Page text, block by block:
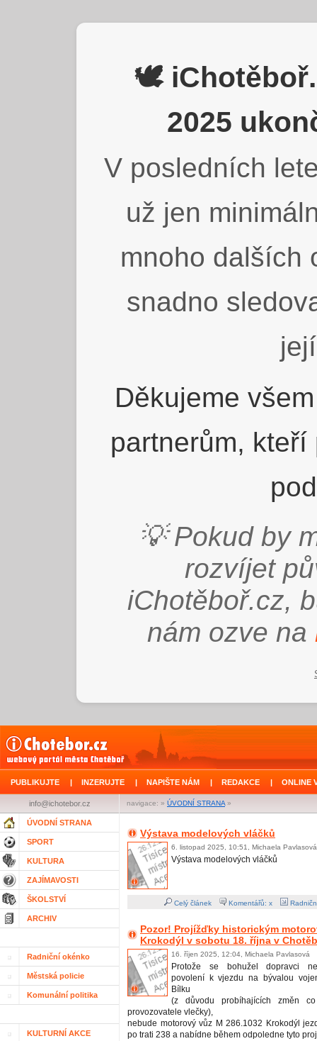
🕊️
2025
V posledních
už jen
mnoho dalších
snadno
Děkujeme
partnerům,
💡 Pokud by
rozvíjet
iChotěboř.cz,
nám ozve na
PUBLIKUJTE | INZERUJTE | NAPIŠTE NÁM | REDAKCE | ONLINE
navigace: » ÚVODNÍ STRANA »
info@ichotebor.cz
ÚVODNÍ STRANA
SPORT
KULTURA
ZAJÍMAVOSTI
ŠKOLSTVÍ
ARCHIV
Radniční okénko
Městská policie
Komunální politika
KULTURNÍ AKCE
Výstava modelových vláčků
6. listopad 2025, 10:51, Michaela Pavlasová
Výstava modelových vláčků
Celý článek Komentářů: x
Pozor! Projížďky historickým
Krokodýl v sobotu 18. října v
16. říjen 2025, 12:04, Michaela Pavlasová
Protože se bohužel dopravci
povolení k vjezdu na bývalou
Bílku
(z důvodu probíhajících změn
provozovatele vlečky),
nebude motorový vůz M 286.1032 Krokodýl
po trati 238 a nabídne během odpoledne tyto